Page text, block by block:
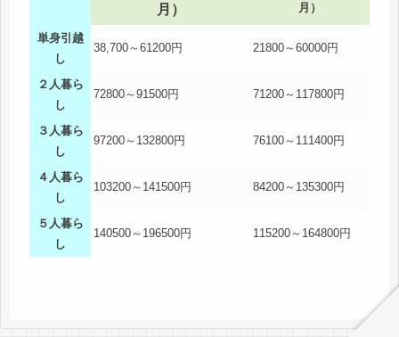
月）
月）
単身引越
し
38,700～61200円 21800～60000円
２人暮ら
し
72800～91500円 71200～117800円
３人暮ら
し
97200～132800円 76100～111400円
４人暮ら
し
103200～141500円 84200～135300円
５人暮ら
し
140500～196500円 115200～164800円